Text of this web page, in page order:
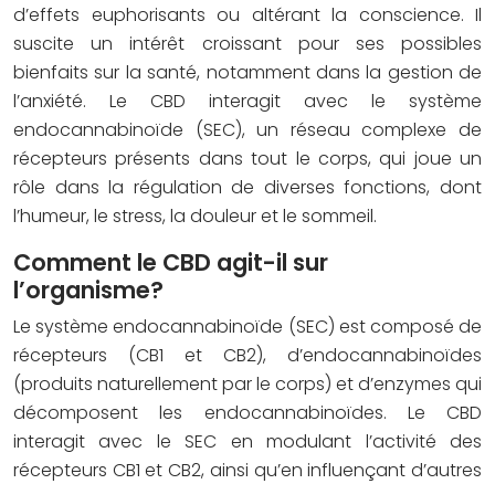
d’effets euphorisants ou altérant la conscience. Il
suscite un intérêt croissant pour ses possibles
bienfaits sur la santé, notamment dans la gestion de
l’anxiété. Le CBD interagit avec le système
endocannabinoïde (SEC), un réseau complexe de
récepteurs présents dans tout le corps, qui joue un
rôle dans la régulation de diverses fonctions, dont
l’humeur, le stress, la douleur et le sommeil.
Comment le CBD agit-il sur
l’organisme?
Le système endocannabinoïde (SEC) est composé de
récepteurs (CB1 et CB2), d’endocannabinoïdes
(produits naturellement par le corps) et d’enzymes qui
décomposent les endocannabinoïdes. Le CBD
interagit avec le SEC en modulant l’activité des
récepteurs CB1 et CB2, ainsi qu’en influençant d’autres